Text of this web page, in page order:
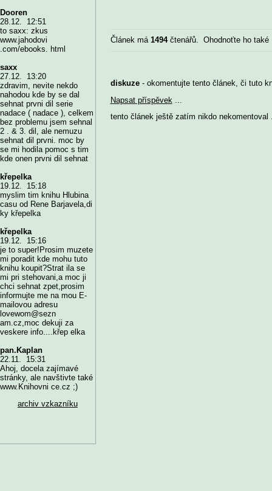
Článek má 1494čtenářů. Ohodnoťte ho
diskuze- okomentujte tento článek, či tuto
Napsat příspěvek
tento článek ještě zatím nikdo nekomentoval
Dooren
28.12. 12:51
to saxx: zkus
www.jahodovi
.com/ebooks. html
saxx
27.12. 13:20
zdravim, nevite nekdo
nahodou kde by se dal
sehnat prvni dil serie
nadace ( nadace ), celkem
bez problemu jsem sehnal
2 . & 3. dil, ale nemuzu
sehnat dil prvni. moc by
se mi hodila pomoc s tim
kde onen prvni dil sehnat
křepelka
19.12. 15:18
myslim tim knihu Hlubina
casu od Rene Barjavela,di
ky křepelka
křepelka
19.12. 15:16
je to super!Prosim muzete
mi poradit kde mohu tuto
knihu koupit?Strat ila se
mi pri stehovani,a moc ji
chci sehnat zpet,prosim
informujte me na mou E-
mailovou adresu
lovewom@sezn
am.cz,moc dekuji za
veskere info....křep elka
pan.Kaplan
22.11. 15:31
Ahoj, docela zajímavé
stránky, ale navštivte také
www.Knihovni ce.cz ;)
archiv vzkazníku